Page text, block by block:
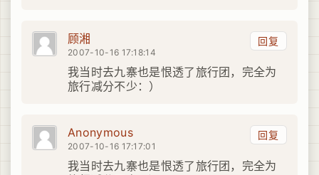
回复
顾湘
2007-10-16 17:18:14
我当时去九寨也是恨透了旅行团，完全为
旅行减分不少：）
回复
Anonymous
2007-10-16 17:17:01
我当时去九寨也是恨透了旅行团，完全为